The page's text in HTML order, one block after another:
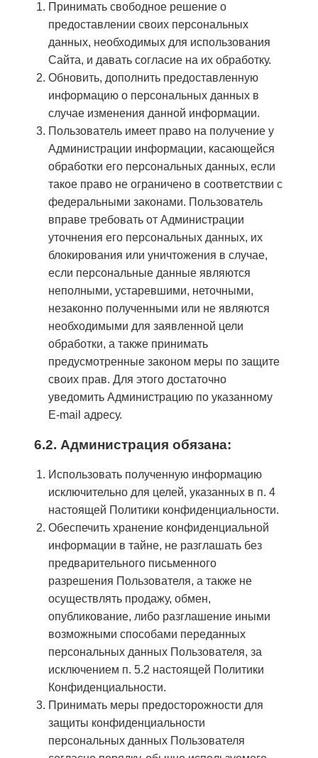
Принимать свободное решение о
предоставлении своих персональных
данных, необходимых для использования
Сайта, и давать согласие на их обработку.
Обновить, дополнить предоставленную
информацию о персональных данных в
случае изменения данной информации.
Пользователь имеет право на получение у
Администрации информации, касающейся
обработки его персональных данных, если
такое право не ограничено в соответствии с
федеральными законами. Пользователь
вправе требовать от Администрации
уточнения его персональных данных, их
блокирования или уничтожения в случае,
если персональные данные являются
неполными, устаревшими, неточными,
незаконно полученными или не являются
необходимыми для заявленной цели
обработки, а также принимать
предусмотренные законом меры по защите
своих прав. Для этого достаточно
уведомить Администрацию по указанному
E-mail адресу.
6.2. Администрация обязана:
Использовать полученную информацию
исключительно для целей, указанных в п. 4
настоящей Политики конфиденциальности.
Обеспечить хранение конфиденциальной
информации в тайне, не разглашать без
предварительного письменного
разрешения Пользователя, а также не
осуществлять продажу, обмен,
опубликование, либо разглашение иными
возможными способами переданных
персональных данных Пользователя, за
исключением п. 5.2 настоящей Политики
Конфиденциальности.
Принимать меры предосторожности для
защиты конфиденциальности
персональных данных Пользователя